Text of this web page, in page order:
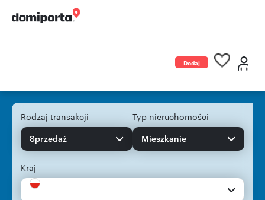
Dodaj
Rodzaj transakcji
Sprzedaż
Typ nieruchomości
Mieszkanie
Kraj